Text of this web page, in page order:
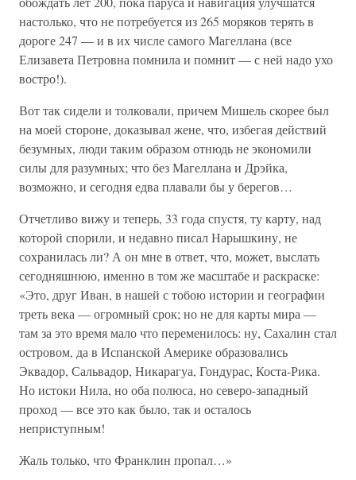
настолько, что не потребуется из 265 моряков терять в
дороге 247 — и в их числе самого Магеллана (все
Елизавета Петровна помнила и помнит — с ней надо ухо
востро!).
Вот так сидели и толковали, причем Мишель скорее был
на моей стороне, доказывал жене, что, избегая действий
безумных, люди таким образом отнюдь не экономили
силы для разумных; что без Магеллана и Дрэйка,
возможно, и сегодня едва плавали бы у берегов…
Отчетливо вижу и теперь, 33 года спустя, ту карту, над
которой спорили, и недавно писал Нарышкину, не
сохранилась ли? А он мне в ответ, что, может, выслать
сегодняшнюю, именно в том же масштабе и раскраске:
«Это, друг Иван, в нашей с тобою истории и географии
треть века — огромный срок; но не для карты мира —
там за это время мало что переменилось: ну, Сахалин стал
островом, да в Испанской Америке образовались
Эквадор, Сальвадор, Никарагуа, Гондурас, Коста-Рика.
Но истоки Нила, но оба полюса, но северо-западный
проход — все это как было, так и осталось
неприступным!
Жаль только, что Франклин пропал…»